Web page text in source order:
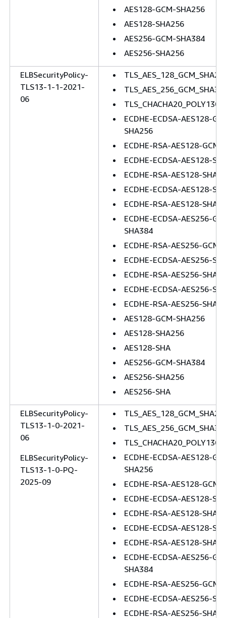
AES128-GCM-SHA256
AES128-SHA256
AES256-GCM-SHA384
AES256-SHA256
ELBSecurityPolicy-
TLS13-1-1-2021-
06
ECDHE-ECDSA-AES128-
SHA256
ECDHE-RSA-AES128-GCM-
ECDHE-ECDSA-AES128-
ECDHE-RSA-AES128-
ECDHE-ECDSA-AES128-
ECDHE-RSA-AES128-SHA
ECDHE-ECDSA-AES256-
SHA384
ECDHE-RSA-AES256-GCM-
ECDHE-ECDSA-AES256-
ECDHE-RSA-AES256-
ECDHE-ECDSA-AES256-
ECDHE-RSA-AES256-SHA
AES128-GCM-SHA256
AES128-SHA256
AES128-SHA
AES256-GCM-SHA384
AES256-SHA256
AES256-SHA
ELBSecurityPolicy-
TLS13-1-0-2021-
06
ELBSecurityPolicy-
TLS13-1-0-PQ-
2025-09
ECDHE-ECDSA-AES128-
SHA256
ECDHE-RSA-AES128-GCM-
ECDHE-ECDSA-AES128-
ECDHE-RSA-AES128-
ECDHE-ECDSA-AES128-
ECDHE-RSA-AES128-SHA
ECDHE-ECDSA-AES256-
SHA384
ECDHE-RSA-AES256-GCM-
ECDHE-ECDSA-AES256-
ECDHE-RSA-AES256-